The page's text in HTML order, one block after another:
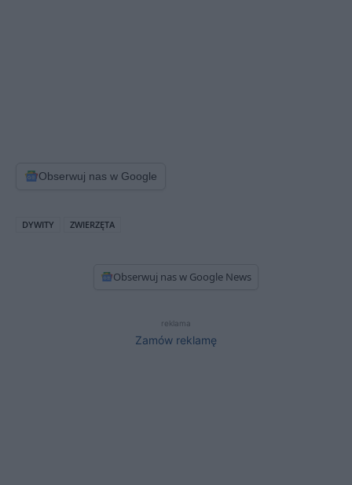
Obserwuj nas w Google
DYWITY ZWIERZĘTA
Obserwuj nas w Google News
reklama
Zamów reklamę